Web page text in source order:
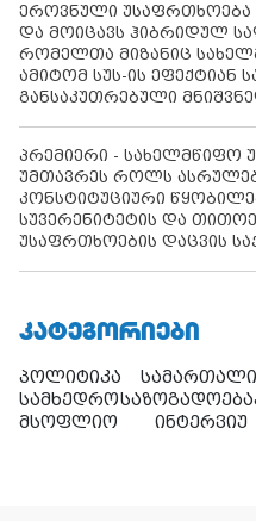
ეროვნული
და მოიცავს ჰიბრიდულ
რომელთა მიზანიც
ამიტომ სუს-ის ეფექტიან
განსაკუთრებული
პრემიერი - სახელმწიფო
უმთავრეს როლს
კონსტიტუციური
სუვერენიტეტის და
უსაფრთხოების დაცვის
ᲙᲐᲢᲔᲒᲝᲠᲘᲔᲑᲘ
პოლიტიკა სამართალი
სამხედროსაზოგადოება
მსოფლიო
ინტერვიუ